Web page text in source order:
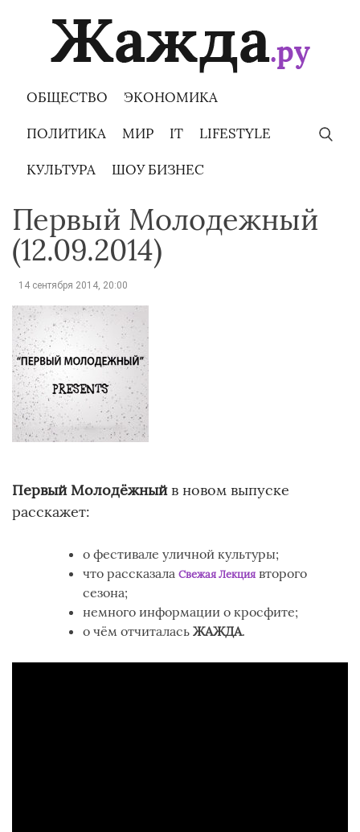
ОБЩЕСТВО ЭКОНОМИКА
ПОЛИТИКА МИР IT LIFESTYLE
КУЛЬТУРА ШОУ БИЗНЕС
Первый Молодежный
(12.09.2014)
14 сентября 2014, 20:00
Первый Молодёжныйв новом выпуске
расскажет:
о фестивале уличной культуры;
что рассказала Свежая Лекция второго
сезона;
немного информации о кросфите;
о чём отчиталась ЖАЖДА.